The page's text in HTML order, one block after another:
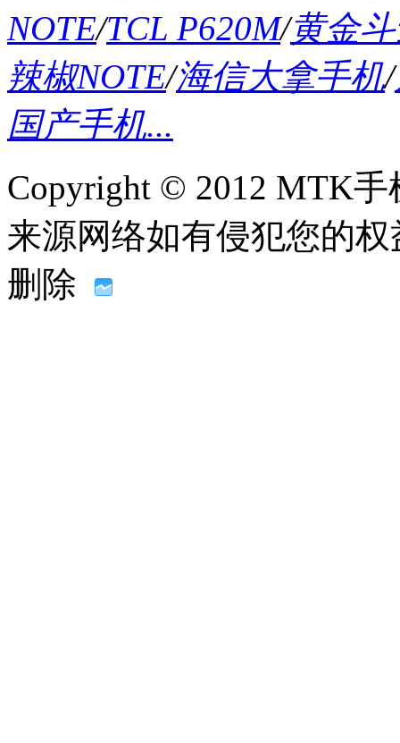
NOTE/TCL P620M/黄金
辣椒NOTE/海信大拿手机/
国产手机...
Copyright © 2012 MTK
来源网络如有侵犯您的
删除